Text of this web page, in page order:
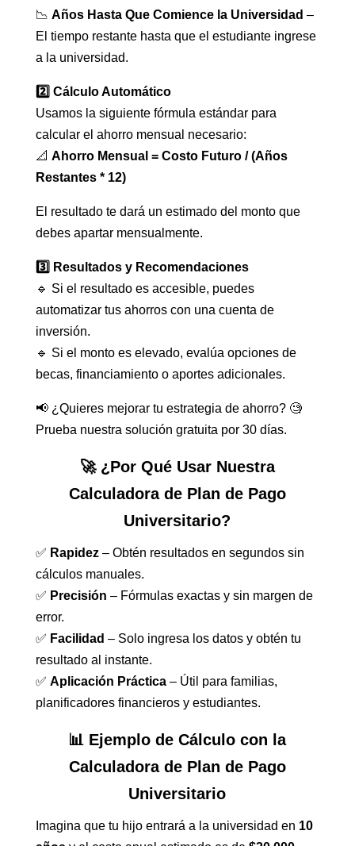
📉 Años Hasta Que Comience la Universidad –
El tiempo restante hasta que el estudiante ingrese
a la universidad.
2️⃣ Cálculo Automático
Usamos la siguiente fórmula estándar para
calcular el ahorro mensual necesario:
📐 Ahorro Mensual = Costo Futuro / (Años
Restantes * 12)
El resultado te dará un estimado del monto que
debes apartar mensualmente.
3️⃣ Resultados y Recomendaciones
🔹 Si el resultado es accesible, puedes
automatizar tus ahorros con una cuenta de
inversión.
🔹 Si el monto es elevado, evalúa opciones de
becas, financiamiento o aportes adicionales.
📢 ¿Quieres mejorar tu estrategia de ahorro? 🧐
Prueba nuestra solución gratuita por 30 días.
🚀 ¿Por Qué Usar Nuestra
Calculadora de Plan de Pago
Universitario?
✅ Rapidez– Obtén resultados en segundos sin
cálculos manuales.
✅ Precisión – Fórmulas exactas y sin margen de
error.
✅ Facilidad – Solo ingresa los datos y obtén tu
resultado al instante.
✅ Aplicación Práctica– Útil para familias,
planificadores financieros y estudiantes.
📊 Ejemplo de Cálculo con la
Calculadora de Plan de Pago
Universitario
Imagina que tu hijo entrará a la universidad en 10